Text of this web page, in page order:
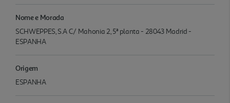
Nome e Morada
SCHWEPPES, S.A C/ Mahonia 2, 5ª planta - 28043 Madrid -
ESPANHA
Origem
ESPANHA